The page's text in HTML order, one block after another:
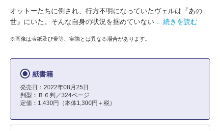
オットーたちに倒され、行方不明になっていたヴェルは『あの
世』にいた。そんな自身の状況を掴めていない
…続きを読む
※画像は表紙及び帯等、実際とは異なる場合があります。
紙書籍
発売日：2022年08月25日
判型：Ｂ６判／324ページ
定価：1,430円（本体1,300円＋税）